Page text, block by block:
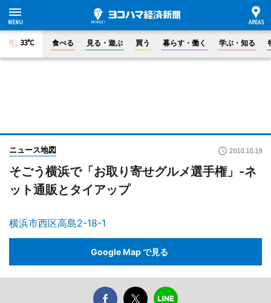
33°C 食べる 見る・遊ぶ 買う 暮らす・働く 学ぶ・知る
ニュース地図 2010.10.19
そごう横浜で「お取り寄せグルメ選手権」-ネ
ット通販とタイアップ
横浜市西区高島2-18-1
Google Map で見る